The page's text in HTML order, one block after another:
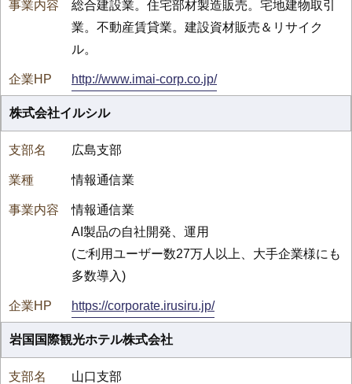
総合建設業。住宅部材製造販売。宅地建物取引
業。不動産賃貸業。建設資材販売＆リサイク
ル。
http://www.imai-corp.co.jp/
株式会社イルシル
広島支部
情報通信業
情報通信業
AI製品の自社開発、運用
(ご利用ユーザー数27万人以上、大手企業様にも
多数導入)
https://corporate.irusiru.jp/
岩国国際観光ホテル株式会社
山口支部